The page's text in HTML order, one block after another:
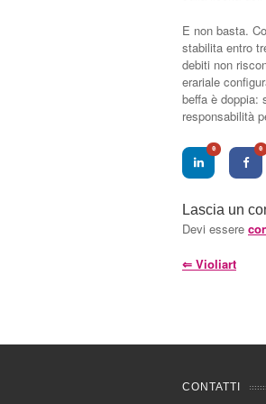
E non basta.
stabilita entro
debiti non
erariale
beffa è doppia:
responsabilità
0 0
Lascia un
Devi essere
⇐ Violiart
CONTATTI